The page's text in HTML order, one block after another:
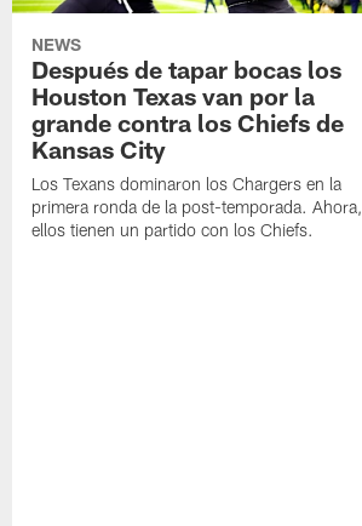
NEWS
Después de tapar bocas los
Houston Texas van por la
grande contra los Chiefs de
Kansas City
Los Texans dominaron los Chargers en la
primera ronda de la post-temporada. Ahora,
ellos tienen un partido con los Chiefs.